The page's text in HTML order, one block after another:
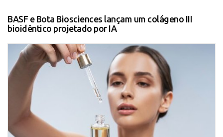
BASF e Bota Biosciences lançam um colágeno III
bioidêntico projetado por IA